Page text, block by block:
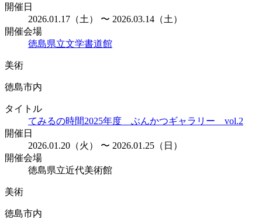
開催日
2026.01.17（土） 〜 2026.03.14（土）
開催会場
徳島県立文学書道館
美術
徳島市内
タイトル
てみるの時間2025年度 ぶんかつギャラリー vol.2
開催日
2026.01.20（火） 〜 2026.01.25（日）
開催会場
徳島県立近代美術館
美術
徳島市内